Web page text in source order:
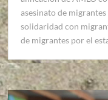
asesinato de migrantes
solidaridad con
de migrantes por el